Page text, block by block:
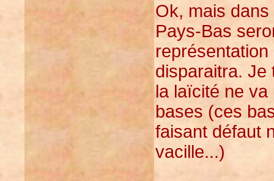
Ok, mais
Pays-Bas
disparaitra. Je
la laïcité ne va
bases (ces
faisant défaut
vacille...)